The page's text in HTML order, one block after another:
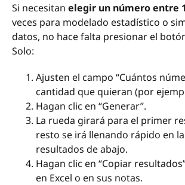
Si necesitan elegir un número entre
veces para modelado estadístico o
datos, no hace falta presionar el
Solo:
Ajusten el campo “Cuántos
cantidad que quieran (por
Hagan clic en “Generar”.
La rueda girará para el primer
resto se irá llenando rápido en
resultados de abajo.
Hagan clic en “Copiar
en Excel o en sus notas.